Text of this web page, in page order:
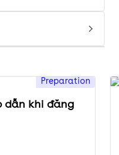
Preparation
dẫn khi đăng